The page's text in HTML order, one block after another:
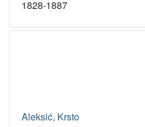
1828-1887
Aleksić, Krsto